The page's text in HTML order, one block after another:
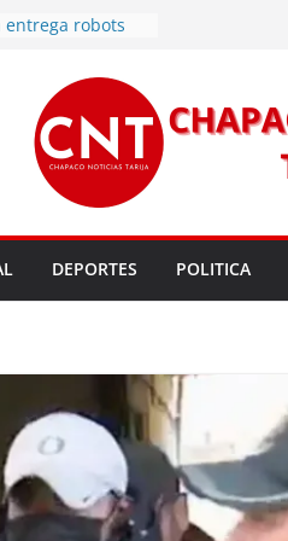
entrega robots
en Tarija
golpean Tarija;
en desastre
de energía
Mundial a vecinos
11,37 este
nuevoDEPORTES POLITICA